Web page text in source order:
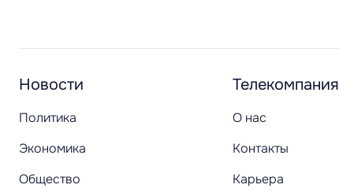
Новости
Политика
Экономика
Общество
Телекомпания
О нас
Контакты
Карьера